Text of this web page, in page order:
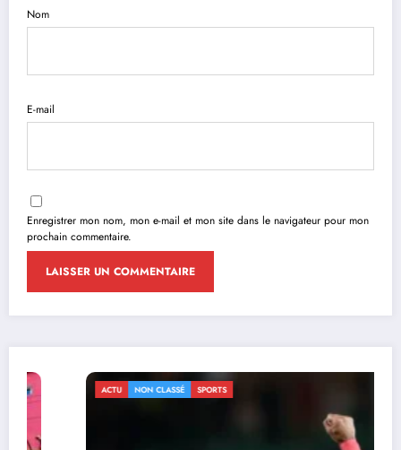
Nom
E-mail
Enregistrer mon nom, mon e-mail et mon site dans le navigateur pour mon
prochain commentaire.
NON CLASSÉ SPORTS